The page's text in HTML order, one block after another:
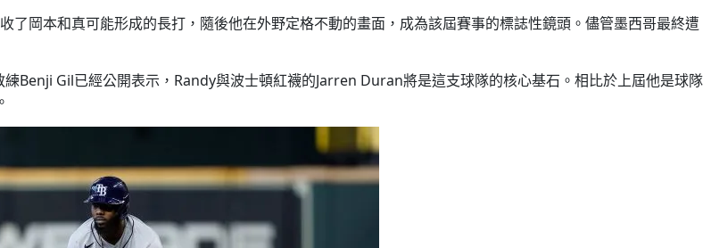
岡本和真可能形成的長打，隨後他在外野定格不動的畫面，成為該屆賽事的標誌性鏡頭。儘管墨西哥最終遭
Benji Gil已經公開表示，Randy與波士頓紅襪的Jarren Duran將是這支球隊的核心基石。相比於上屆他是球隊